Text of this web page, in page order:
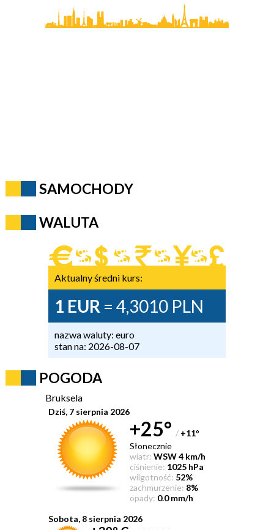
SAMOCHODY
WALUTA
Aktualny średni kurs:
1 EUR = 4,3010 PLN
nazwa waluty: euro
stan na: 2026-08-07
POGODA
Bruksela
Dziś, 7 sierpnia 2026
+25° / +11°
Słonecznie
wiatr: WSW 4 km/h
ciśnienie: 1025 hPa
wilgotność: 52%
zachmurzenie: 8%
opady: 0.0 mm/h
Sobota, 8 sierpnia 2026